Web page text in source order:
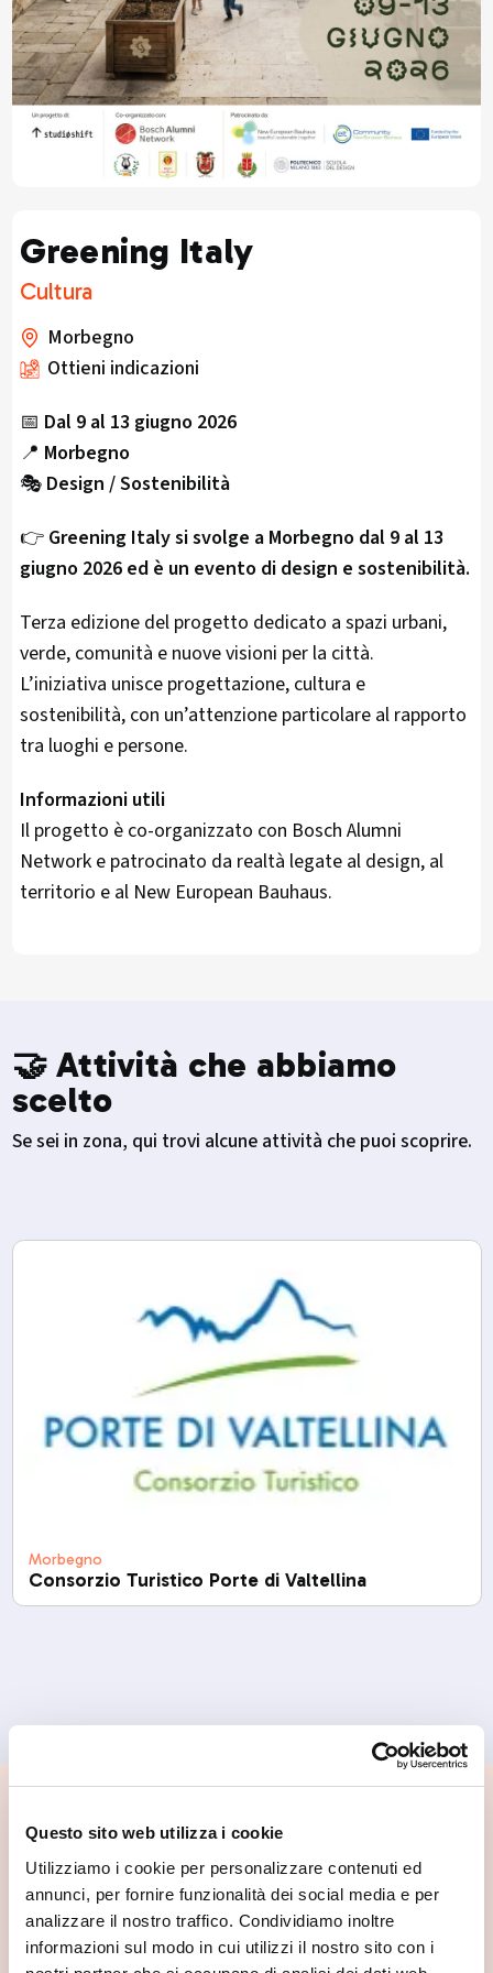
Questo sito web utilizza i cookie
Utilizziamo i cookie per personalizzare contenuti ed
annunci, per fornire funzionalità dei social media e per
analizzare il nostro traffico. Condividiamo inoltre
informazioni sul modo in cui utilizzi il nostro sito con i
Greening Italy
Cultura
Morbegno
Ottieni indicazioni
📅 Dal 9 al 13 giugno 2026
📍 Morbegno
🎭 Design / Sostenibilità
👉 Greening Italy si svolge a Morbegno dal 9 al 13
giugno 2026 ed è un evento di design e sostenibilità.
Terza edizione del progetto dedicato a spazi urbani,
verde, comunità e nuove visioni per la città.
L’iniziativa unisce progettazione, cultura e
sostenibilità, con un’attenzione particolare al rapporto
tra luoghi e persone.
Informazioni utili
Il progetto è co-organizzato con Bosch Alumni
Network e patrocinato da realtà legate al design, al
territorio e al New European Bauhaus.
🤝 Attività che abbiamo
scelto
Se sei in zona, qui trovi alcune attività che puoi scoprire.
Morbegno
Consorzio Turistico Porte di Valtellina
📍 Cosa vedere nei dintorni
Se vuoi scoprire di più su questa zona, qui trovi altri
spunti utili.